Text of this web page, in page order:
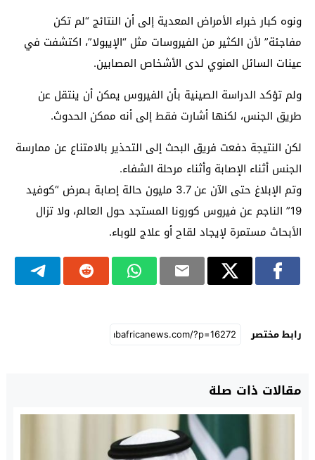
ونوه كبار خبراء الأمراض المعدية إلى أن النتائج “لم تكن
مفاجئة” لأن الكثير من الفيروسات مثل “الإيبولا”، اكتشفت في
عينات السائل المنوي لدى الأشخاص المصابين.
ولم تؤكد الدراسة الصينية بأن الفيروس يمكن أن ينتقل عن
طريق الجنس، لكنها أشارت فقط إلى أنه ممكن الحدوث.
لكن النتيجة دفعت فريق البحث إلى التحذير بالامتناع عن ممارسة
الجنس أثناء الإصابة وأثناء مرحلة الشفاء.
وتم الإبلاغ حتى الآن عن 3.7 مليون حالة إصابة بـمرض “كوفيد
19” الناجم عن فيروس كورونا المستجد حول العالم، ولا تزال
الأبحاث مستمرة لإيجاد لقاح أو علاج للوباء.
رابط مختصر
مقالات ذات صلة